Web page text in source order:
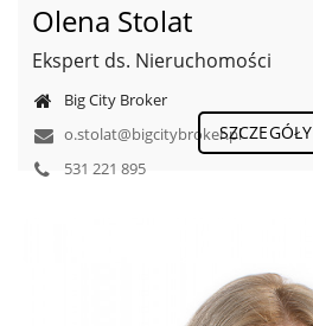
Olena Stolat
Ekspert ds. Nieruchomości
Big City Broker
o.stolat@bigcitybroker.pl
531 221 895
SZCZEGÓŁY